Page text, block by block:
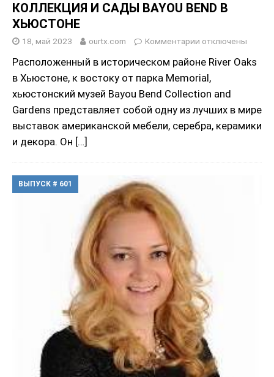
КОЛЛЕКЦИЯ И САДЫ BAYOU BEND В
ХЬЮСТОНЕ
18, май 2023 ourtx.com Комментарии отключены
Расположенный в историческом районе River Oaks
в Хьюстоне, к востоку от парка Memorial,
хьюстонский музей Bayou Bend Collection and
Gardens представляет собой одну из лучших в мире
выставок американской мебели, серебра, керамики
и декора. Он […]
ВЫПУСК # 601